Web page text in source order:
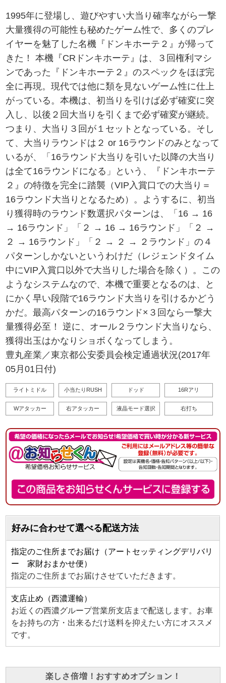
1995年に登場し、遊びやすい大当り確率ながら一撃
大量獲得の可能性も秘めたゲーム性で、多くのプレ
イヤーを魅了した名機『ドンキホーテ２』が帰って
きた！ 本機『CRドンキホーテ』は、３回権利マシ
ンであった『ドンキホーテ２』のスペックをほぼ完
全に再現。現代では他に類を見ないゲーム性に仕上
がっている。本機は、初当りを引けば必ず確変に突
入し、以後２回大当りを引くまで必ず確変が継続。
つまり、大当り３回が１セットとなっている。そし
て、大当りラウンドは２ or 16ラウンドのみとなって
いるが、「16ラウンド大当りを引いた以降の大当り
は全て16ラウンドになる」という、『ドンキホーテ
２』の特徴を完全に踏襲（VIP入賞口での大当り＝
16ラウンド大当りとなるため）。ようするに、初当
り獲得時のラウンド数選択パターンは、「16 → 16
→ 16ラウンド」「２ → 16 → 16ラウンド」「２ →
２ → 16ラウンド」「２ → ２ → ２ラウンド」の４
パターンしかないというわけだ（レジェンドタイム
中にVIP入賞口以外で大当りした場合を除く）。この
ようなシステムなので、本機で重要となるのは、と
にかく早い段階で16ラウンド大当りを引けるかどう
かだ。最高パターンの16ラウンド×３回なら一撃大
量獲得必至！ 逆に、オール２ラウンド大当りなら、
獲得出玉はかなりショボくなってしまう。
豊丸産業／東京都公安委員会検定通過状況(2017年
05月01日付)
ライトミドル 小当たりRUSH ドッド 16Rアリ
Wアタッカー 右アタッカー 液晶モード選択 右打ち
好みに合わせて選べる配送方法
指定のご住所までお届け（アートセッティングデリバリ
ー 家財おまかせ便）
指定のご住所までお届けさせていただきます。
支店止め（西濃運輸）
お近くの西濃グループ営業所支店まで配送します。お車
をお持ちの方・出来るだけ送料を抑えたい方にオススメ
です。
楽しさ倍増！おすすめオプション！